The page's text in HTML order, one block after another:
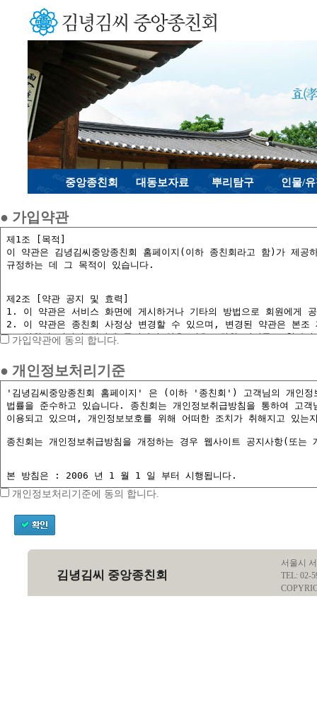
중앙종친회 대동보자료 뿌리탐구 인물/
● 가입약관
가입약관에 동의 합니다.
● 개인정보처리기준
개인정보처리기준에 동의 합니다.
김녕김씨 중앙종친회
서울시
TEL: 02-